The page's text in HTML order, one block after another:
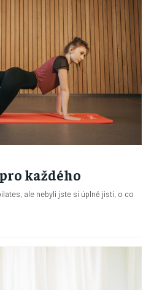
každého
ale nebyli jste si úplně jistí, o co